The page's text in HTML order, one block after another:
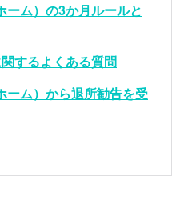
ーム）の3か月ルールと
するよくある質問
ーム）から退所勧告を受